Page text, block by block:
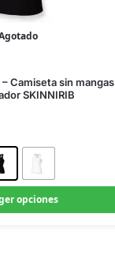
Camiseta sin mangas
SKINNIRIB
opciones